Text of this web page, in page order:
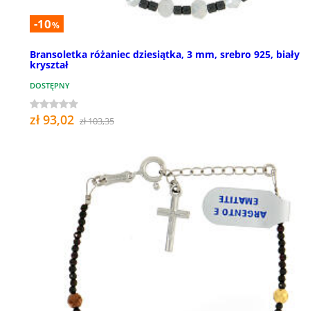
-10%
Bransoletka różaniec dziesiątka, 3 mm, srebro 925, biały
kryształ
DOSTĘPNY
zł 93,02 zł 103,35